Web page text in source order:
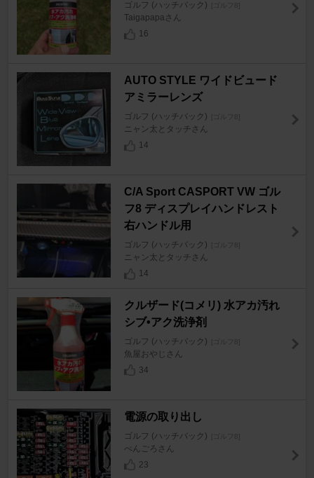
ゴルフ (ハッチバック) [ゴルフ8]
Taigapapaさん
16
AUTO STYLE ワイドビュード
アミラーレンズ
ゴルフ (ハッチバック) [ゴルフ8]
ニャン太とタッチさん
14
C/A Sport CASPORT VW ゴル
フ8 ディスプレイハンドレスト
右ハンドル用
ゴルフ (ハッチバック) [ゴルフ8]
ニャン太とタッチさん
14
クルザード(コメリ) 水アカ汚れ
シブ•アク洗浄剤
ゴルフ (ハッチバック) [ゴルフ8]
魚屋おやじさん
34
電源の取り出し
ゴルフ (ハッチバック) [ゴルフ8]
べんごろさん
23